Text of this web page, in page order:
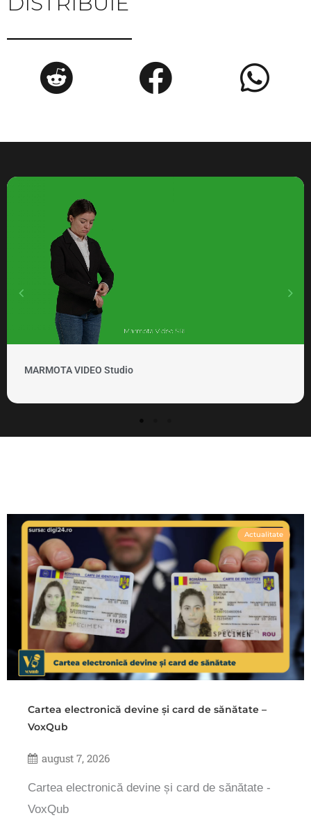
Actualitate
Cartea electronică devine și card de sănătate –
VoxQub
august 7, 2026
Cartea electronică devine și card de sănătate -
VoxQub